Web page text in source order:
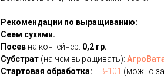
Рекомендации по выращиванию:
Сеем сухими.
Посев на контейнер: 0,2 гр.
Субстрат (на чем выращивать):
Стартовая обработка: HB-101 (можно